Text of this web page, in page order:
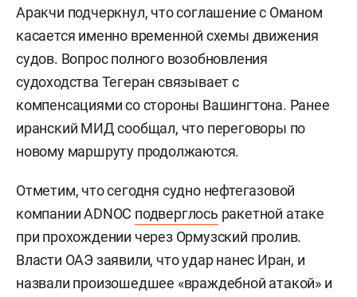
Аракчи подчеркнул, что соглашение с Оманом
касается именно временной схемы движения
судов. Вопрос полного возобновления
судоходства Тегеран связывает с
компенсациями со стороны Вашингтона. Ранее
иранский МИД сообщал, что переговоры по
новому маршруту продолжаются.
Отметим, что сегодня судно нефтегазовой
компании ADNOC подверглось ракетной атаке
при прохождении через Ормузский пролив.
Власти ОАЭ заявили, что удар нанес Иран, и
назвали произошедшее «враждебной атакой» и